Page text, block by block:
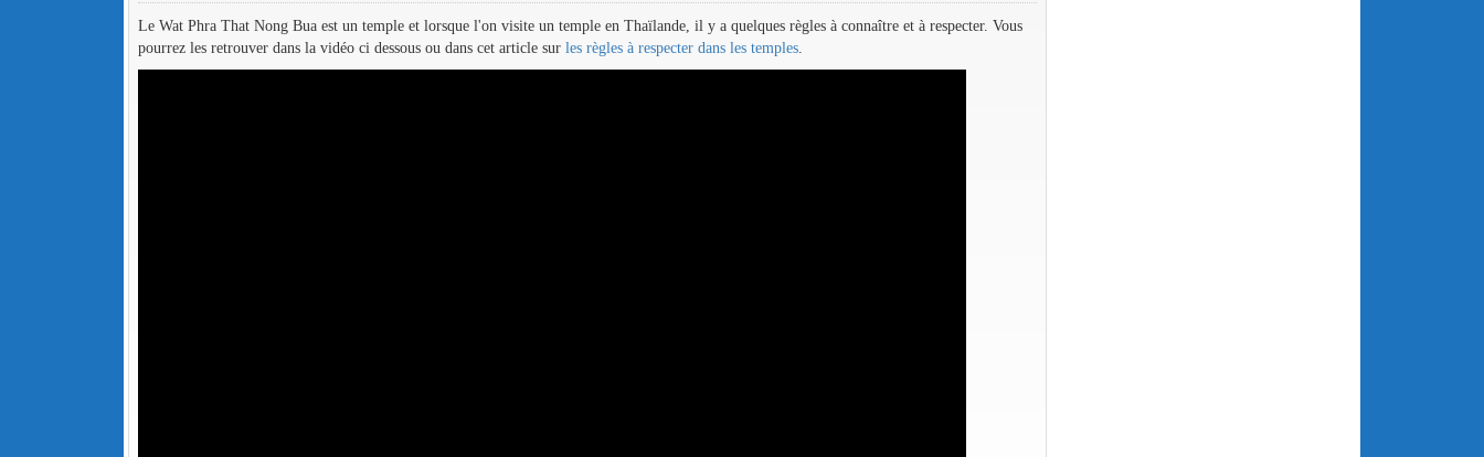
Le Wat Phra That Nong Bua est un temple et lorsque l'on visite un temple en Thaïlande, il y a quelques règles à connaître et à respecter. Vous
pourrez les retrouver dans la vidéo ci dessous ou dans cet article sur les règles à respecter dans les temples.